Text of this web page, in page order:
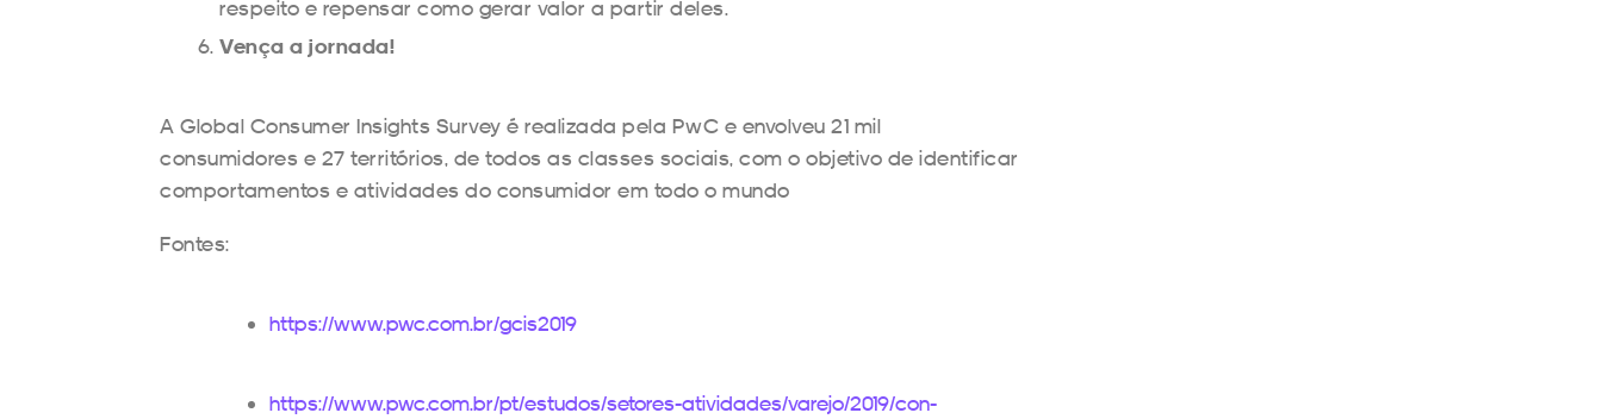
respeito e repensar como gerar valor a partir deles.
Vença a jornada!
A Global Consumer Insights Survey é realizada pela PwC e envolveu 21 mil
consumidores e 27 territórios, de todos as classes sociais, com o objetivo de identificar
comportamentos e atividades do consumidor em todo o mundo
Fontes:
https://www.pwc.com.br/gcis2019
https://www.pwc.com.br/pt/estudos/setores-atividades/varejo/2019/con-